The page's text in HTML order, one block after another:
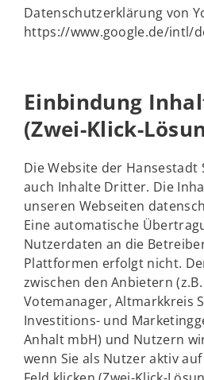
Datenschutzerklärung von
https://www.google.de/intl/
Einbindung
(Zwei-Klick-
Die Website der Hansestadt
auch Inhalte Dritter. Die
unseren Webseiten
Eine automatische
Nutzerdaten an die
Plattformen erfolgt nicht.
zwischen den Anbietern
Votemanager, Altmarkkreis
Investitions- und
Anhalt mbH) und Nutzern
wenn Sie als Nutzer aktiv